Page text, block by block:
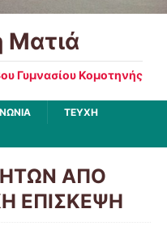
Ματιά
Γυμνασίου Κομοτηνής
ΤΕΥΧΗ
ΑΠΟ
ΕΠΙΣΚΕΨΗ